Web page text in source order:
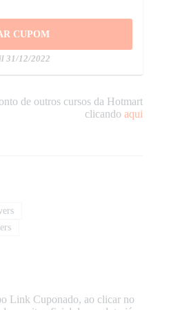
CUPOM
31/12/2022
de outros cursos da Hotmart
clicandoaqui
Link Cuponado, ao clicar no